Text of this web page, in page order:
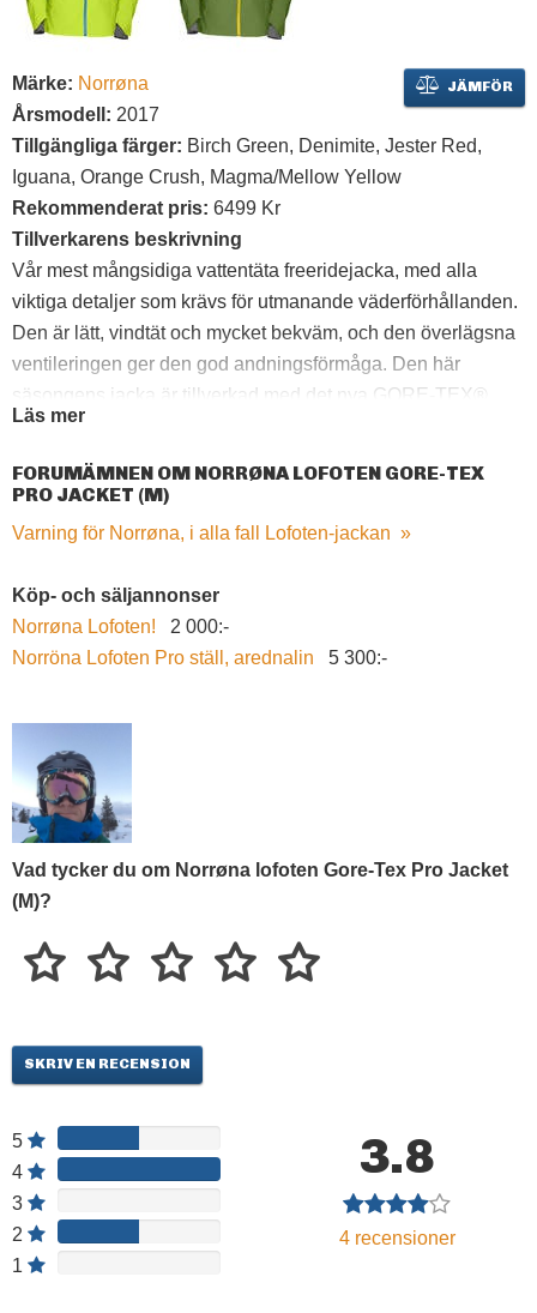
JÄMFÖR
Märke: Norrøna
Årsmodell: 2017
Tillgängliga färger: Birch Green, Denimite, Jester Red,
Iguana, Orange Crush, Magma/Mellow Yellow
Rekommenderat pris: 6499 Kr
Tillverkarens beskrivning
Vår mest mångsidiga vattentäta freeridejacka, med alla
viktiga detaljer som krävs för utmanande väderförhållanden.
Den är lätt, vindtät och mycket bekväm, och den överlägsna
ventileringen ger den god andningsförmåga. Den här
säsongens jacka är tillverkad med det nya GORE-TEX®
Pro-materialet, vilket ger den ännu bättre andningsförmåga.
förbättrade muddar, limmade dragkedjor och huva med
Läs mer
FORUMÄMNEN OM NORRØNA LOFOTEN GORE-TEX
PRO JACKET (M)
Varning för Norrøna, i alla fall Lofoten-jackan »
Köp- och säljannonser
Norrøna Lofoten! 2 000:-
Norröna Lofoten Pro ställ, arednalin 5 300:-
Vad tycker du om Norrøna lofoten Gore-Tex Pro Jacket
(M)?
SKRIV EN RECENSION
5
4
3
2
1
3.8
4recensioner